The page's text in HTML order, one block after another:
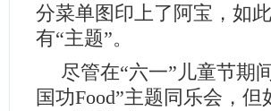
分菜单图印上了阿宝，如
有“主题”。
尽管在“六一”儿童节期
国功Food”主题同乐会，